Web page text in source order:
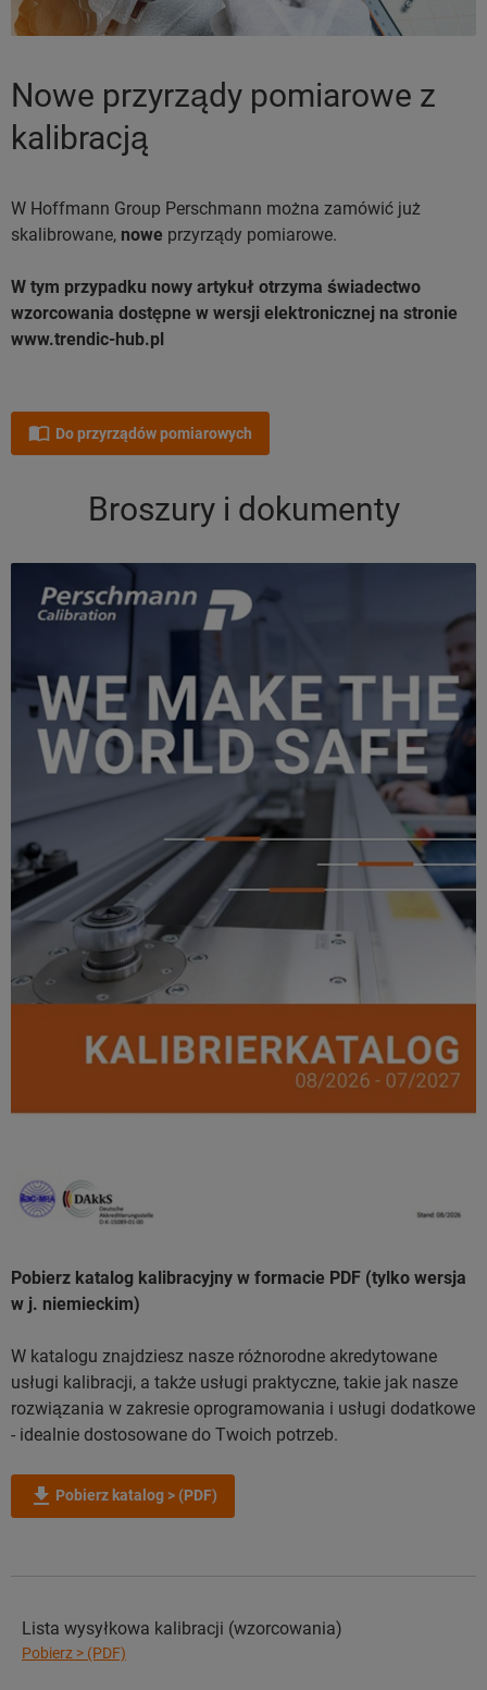
Nowe przyrządy pomiarowe z
kalibracją
W Hoffmann Group Perschmann można zamówić już
skalibrowane, nowe przyrządy pomiarowe.
W tym przypadku nowy artykuł otrzyma świadectwo
wzorcowania dostępne w wersji elektronicznej na stronie
www.trendic-hub.pl
Do przyrządów pomiarowych
Broszury i dokumenty
Pobierz katalog kalibracyjny w formacie PDF (tylko wersja
w j. niemieckim)
W katalogu znajdziesz nasze różnorodne akredytowane
usługi kalibracji, a także usługi praktyczne, takie jak nasze
rozwiązania w zakresie oprogramowania i usługi dodatkowe
- idealnie dostosowane do Twoich potrzeb.
Pobierz katalog > (PDF)
Lista wysyłkowa kalibracji (wzorcowania)
Pobierz > (PDF)